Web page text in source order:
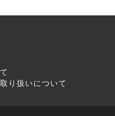
り扱いについて